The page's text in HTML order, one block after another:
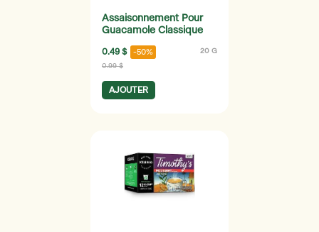
Assaisonnement Pour
Guacamole Classique
0.49 $ -50% 20 G
0.99 $
AJOUTER